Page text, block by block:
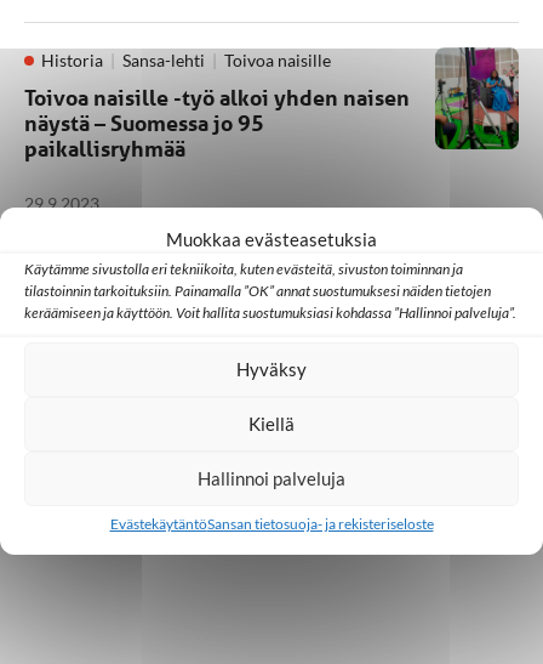
Muokkaa evästeasetuksia
Käytämme sivustolla eri tekniikoita, kuten evästeitä, sivuston toiminnan ja
tilastoinnin tarkoituksiin. Painamalla ”OK” annat suostumuksesi näiden tietojen
keräämiseen ja käyttöön. Voit hallita suostumuksiasi kohdassa ”Hallinnoi palveluja”.
Hyväksy
Kiellä
Hallinnoi palveluja
EvästekäytäntöSansan tietosuoja- ja rekisteriseloste
Historia Sansa-lehti Toivoa naisille
Toivoa naisille -työ alkoi yhden naisen
näystä – Suomessa jo 95
paikallisryhmää
29.9.2023
Ihmisarvo ja oikeus uskoa Intia
Toivoa naisille
Ulkomaat
1 2 3 4 … 13